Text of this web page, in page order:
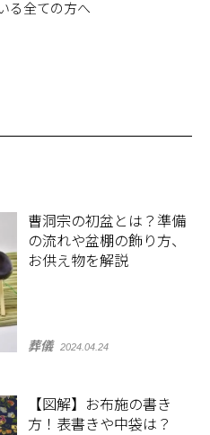
る全ての方へ
曹洞宗の初盆とは？準備
の流れや盆棚の飾り方、
お供え物を解説
葬儀 2024.04.24
【図解】お布施の書き
方！表書きや中袋は？